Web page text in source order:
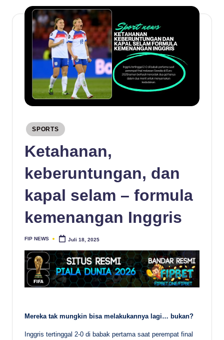
Posted
SPORTS
Ketahanan,
keberuntungan, dan
kapal selam – formula
kemenangan Inggris
Posted
FIP NEWS Juli 18, 2025
Mereka tak mungkin bisa melakukannya lagi… bukan?
Inggris tertinggal 2-0 di babak pertama saat perempat final